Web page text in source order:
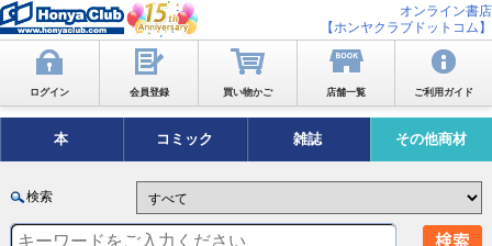
オンライン書店
【ホンヤクラブドットコム】
ログイン 会員登録 買い物かご 店舗一覧 ご利用ガイド
本 コミック 雑誌 その他商材
検索